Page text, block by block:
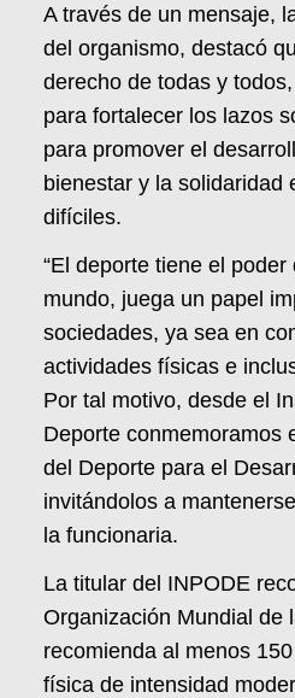
A través de un mensaje,
del organismo, destacó
derecho de todas y
para fortalecer los lazos
para promover el
bienestar y la solidaridad
difíciles.
“El deporte tiene el poder
mundo, juega un papel
sociedades, ya sea en
actividades físicas e
Por tal motivo, desde el
Deporte conmemoramos
del Deporte para el
invitándolos a
la funcionaria.
La titular del INPODE
Organización Mundial de
recomienda al menos
física de intensidad